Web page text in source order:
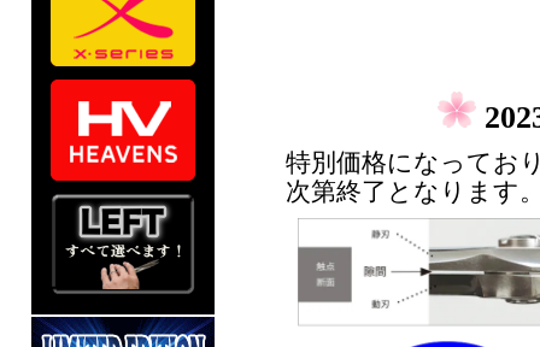
特別価格になってお
次第終了となります